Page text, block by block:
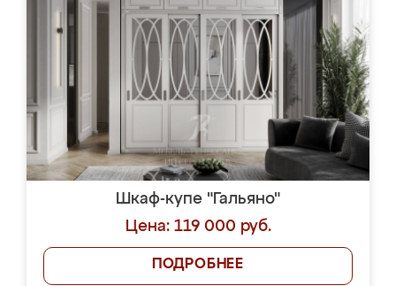
Шкаф-купе "Гальяно"
Цена: 119 000 руб.
ПОДРОБНЕЕ